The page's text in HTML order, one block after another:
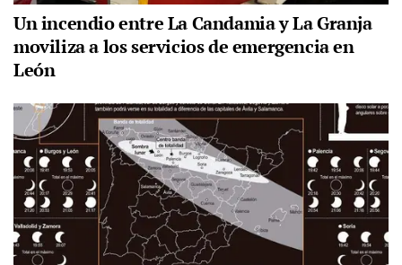
Un incendio entre La Candamia y La Granja
moviliza a los servicios de emergencia en
León